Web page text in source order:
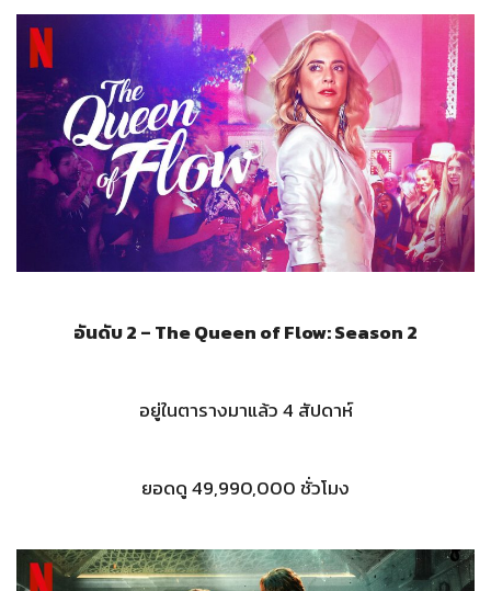
อันดับ 2 – The Queen of Flow: Season 2
อยู่ในตารางมาแล้ว 4 สัปดาห์
ยอดดู 49,990,000 ชั่วโมง